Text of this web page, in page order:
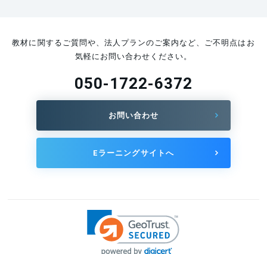
教材に関するご質問や、法人プランのご案内など、ご不明点はお
気軽にお問い合わせください。
050-1722-6372
お問い合わせ
Eラーニングサイトへ